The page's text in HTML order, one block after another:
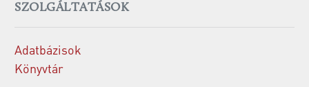
SZOLGÁLTATÁSOK
Adatbázisok
Könyvtár